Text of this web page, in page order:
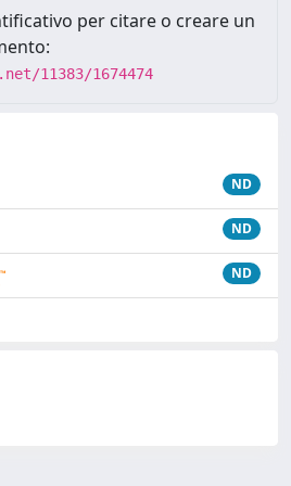
per citare o creare un
11383/1674474
ND
ND
ND